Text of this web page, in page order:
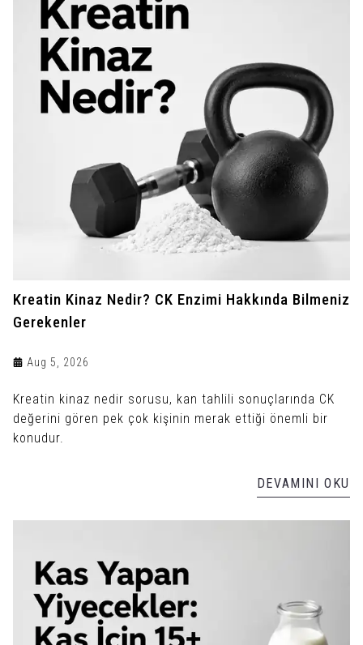
Kreatin Kinaz Nedir? CK Enzimi Hakkında Bilmeniz
Gerekenler
Aug 5, 2026
Kreatin kinaz nedir sorusu, kan tahlili sonuçlarında CK
değerini gören pek çok kişinin merak ettiği önemli bir
konudur.
DEVAMINI OKU